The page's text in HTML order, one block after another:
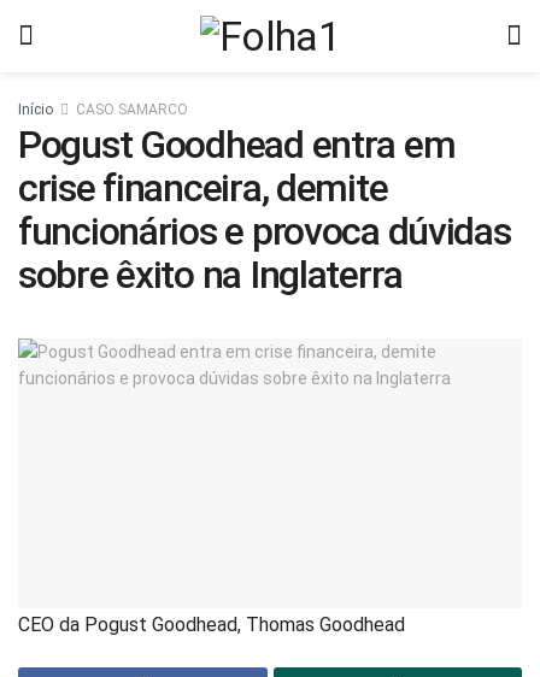
Início CASO SAMARCO
Pogust Goodhead entra em
crise financeira, demite
funcionários e provoca dúvidas
sobre êxito na Inglaterra
CEO da Pogust Goodhead, Thomas Goodhead